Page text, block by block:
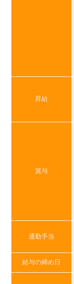
昇給
賞与
通勤手当
給与の締め日